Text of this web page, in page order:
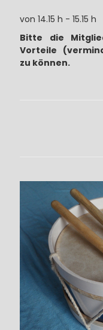
von 14.15 h - 15.15 h
Bitte die
Vorteile
zu können.